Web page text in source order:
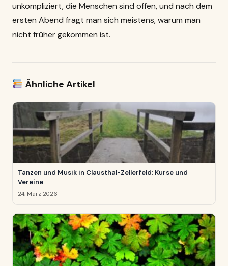
unkompliziert, die Menschen sind offen, und nach dem
ersten Abend fragt man sich meistens, warum man
nicht früher gekommen ist.
Ähnliche Artikel
Tanzen und Musik in Clausthal-Zellerfeld: Kurse und
Vereine
24. März 2026